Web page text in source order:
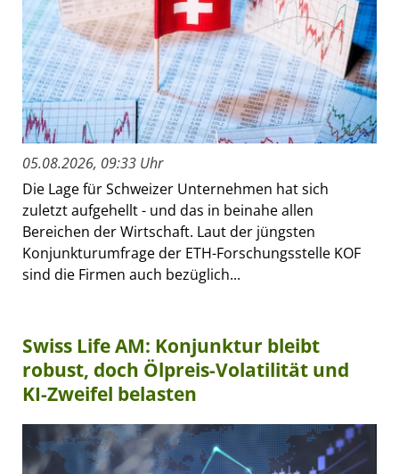
05.08.2026, 09:33 Uhr
Die Lage für Schweizer Unternehmen hat sich
zuletzt aufgehellt - und das in beinahe allen
Bereichen der Wirtschaft. Laut der jüngsten
Konjunkturumfrage der ETH-Forschungsstelle KOF
sind die Firmen auch bezüglich...
Swiss Life AM: Konjunktur bleibt
robust, doch Ölpreis-Volatilität und
KI-Zweifel belasten